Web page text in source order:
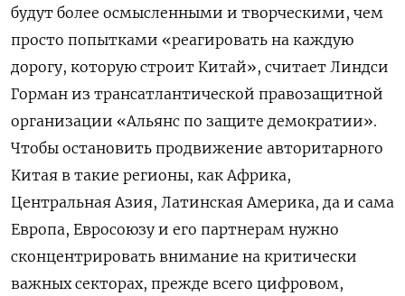
будут более осмысленными и творческими, чем
просто попытками «реагировать на каждую
дорогу, которую строит Китай», считает Линдси
Горман из трансатлантической правозащитной
организации «Альянс по защите демократии».
Чтобы остановить продвижение авторитарного
Китая в такие регионы, как Африка,
Центральная Азия, Латинская Америка, да и сама
Европа, Евросоюзу и его партнерам нужно
сконцентрировать внимание на критически
важных секторах, прежде всего цифровом,